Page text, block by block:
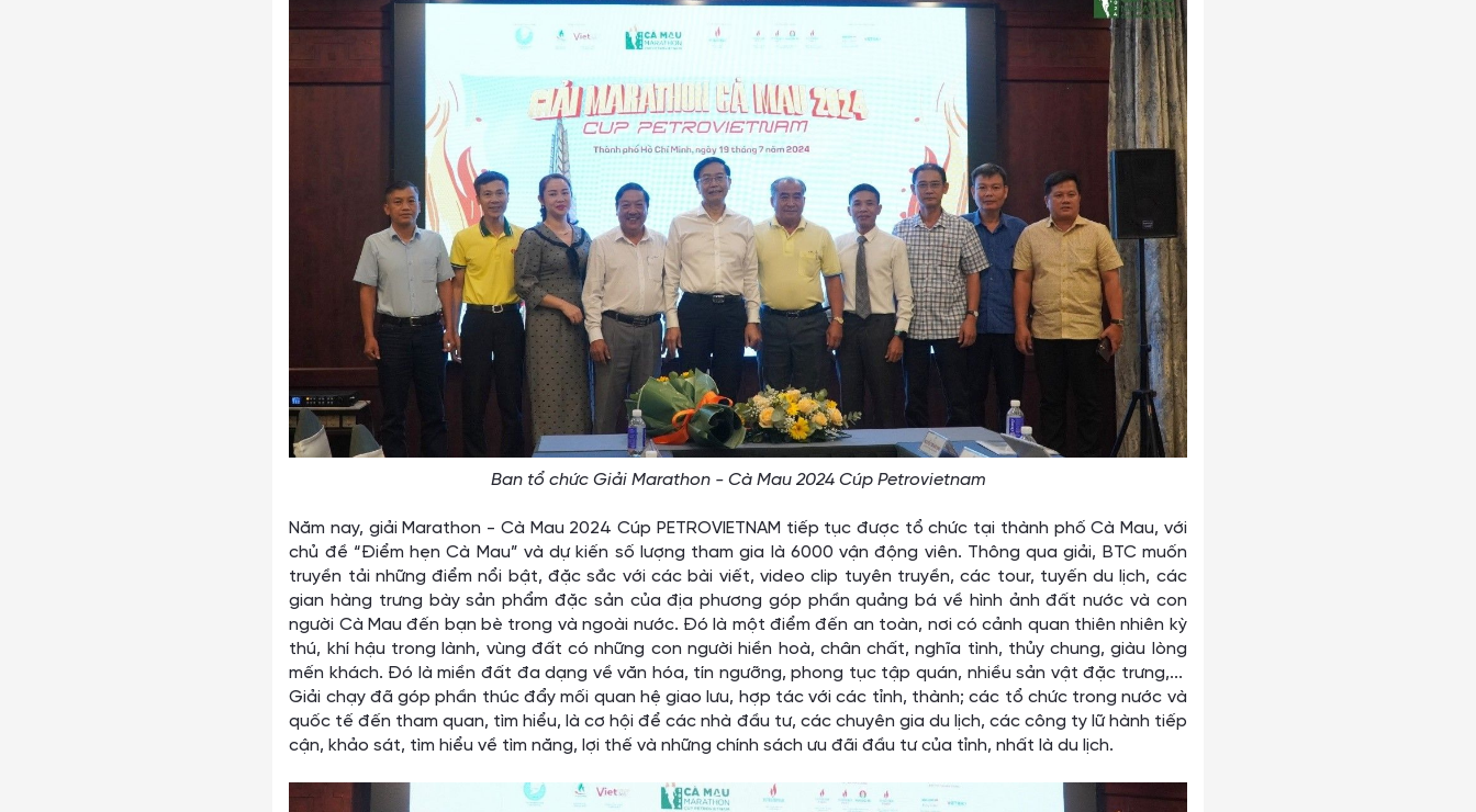
Ban tổ chức Giải Marathon - Cà Mau 2024 Cúp Petrovietnam
Năm nay, giải Marathon - Cà Mau 2024 Cúp PETROVIETNAM tiếp tục được tổ chức tại thành phố Cà Mau, với
chủ đề “Điểm hẹn Cà Mau” và dự kiến số lượng tham gia là 6000 vận động viên. Thông qua giải, BTC muốn
truyền tải những điểm nổi bật, đặc sắc với các bài viết, video clip tuyên truyền, các tour, tuyến du lịch, các
gian hàng trưng bày sản phẩm đặc sản của địa phương góp phần quảng bá về hình ảnh đất nước và con
người Cà Mau đến bạn bè trong và ngoài nước. Đó là một điểm đến an toàn, nơi có cảnh quan thiên nhiên kỳ
thú, khí hậu trong lành, vùng đất có những con người hiền hoà, chân chất, nghĩa tình, thủy chung, giàu lòng
mến khách. Đó là miền đất đa dạng về văn hóa, tín ngưỡng, phong tục tập quán, nhiều sản vật đặc trưng,...
Giải chạy đã góp phần thúc đẩy mối quan hệ giao lưu, hợp tác với các tỉnh, thành; các tổ chức trong nước và
quốc tế đến tham quan, tìm hiểu, là cơ hội để các nhà đầu tư, các chuyên gia du lịch, các công ty lữ hành tiếp
cận, khảo sát, tìm hiểu về tìm năng, lợi thế và những chính sách ưu đãi đầu tư của tỉnh, nhất là du lịch.